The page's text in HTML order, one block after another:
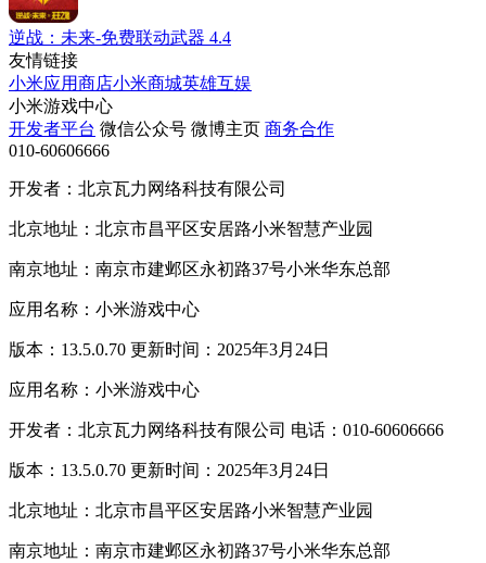
逆战：未来-免费联动武器 4.4
友情链接
小米应用商店小米商城英雄互娱
小米游戏中心
开发者平台 微信公众号 微博主页 商务合作
010-60606666
开发者：北京瓦力网络科技有限公司
北京地址：北京市昌平区安居路小米智慧产业园
南京地址：南京市建邺区永初路37号小米华东总部
应用名称：小米游戏中心
版本：13.5.0.70 更新时间：2025年3月24日
应用名称：小米游戏中心
开发者：北京瓦力网络科技有限公司 电话：010-60606666
版本：13.5.0.70 更新时间：2025年3月24日
北京地址：北京市昌平区安居路小米智慧产业园
南京地址：南京市建邺区永初路37号小米华东总部